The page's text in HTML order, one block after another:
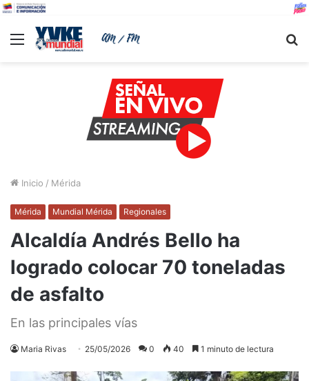
Menu
Inicio / Mérida
Mérida Mundial Mérida Regionales
Alcaldía Andrés Bello ha
logrado colocar 70 toneladas
de asfalto
En las principales vías
Maria Rivas 25/05/2026 0 40 1 minuto de lectura